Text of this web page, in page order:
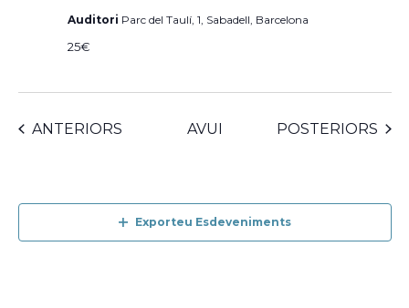
Auditori Parc del Taulí, 1, Sabadell, Barcelona
25€
ESDEVENIMENTS
ANTERIORS AVUI ESDEVENIMENTS
POSTERIORS
Exporteu Esdeveniments